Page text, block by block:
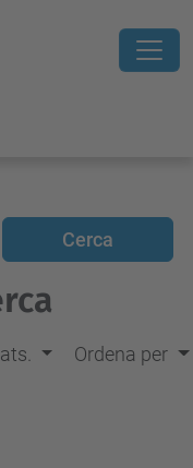
Ordena per